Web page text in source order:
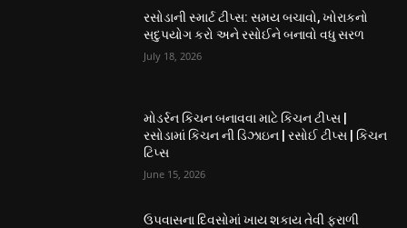
રસોડાની સ્માર્ટ ટીપ્સ: સમય બચાવો, ખોરાકનો
સદુપયોગ કરો અને રસોઈને બનાવો વધુ સરળ
July 18, 2026
મોડર્રન કિચન બનાવવા માટે કિચન ટીપ્સ |
રસોડામાં કિચન ની ડિઝાઇન | રસોઈ ટીપ્સ | કિચન
ટિપ્સ
June 15, 2026
ઉપવાસના દિવસોમાં ખાય શકાય તેવી ફરાળી